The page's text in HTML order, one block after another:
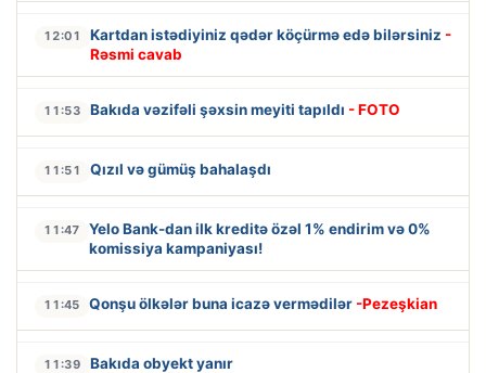
12:01 Kartdan istədiyiniz qədər köçürmə edə bilərsiniz -
Rəsmi cavab
11:53 Bakıda vəzifəli şəxsin meyiti tapıldı - FOTO
11:51 Qızıl və gümüş bahalaşdı
11:47
Yelo Bank-dan ilk kreditə özəl 1% endirim və 0%
komissiya kampaniyası!
11:45 Qonşu ölkələr buna icazə vermədilər -Pezeşkian
11:39 Bakıda obyekt yanır